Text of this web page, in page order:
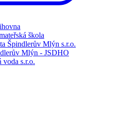
škola
Špindlerův Mlýn s.r.o.
Mlýn - JSDHO
voda s.r.o.